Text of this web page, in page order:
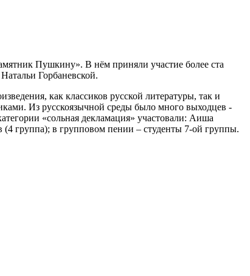
Пушкину». В нём приняли участие более ста
Горбаневской.
как классиков русской литературы, так и
Из русскоязычной среды было много выходцев -
«сольная декламация» участовали: Аиша
группа); в групповом пении – студенты 7-ой группы.